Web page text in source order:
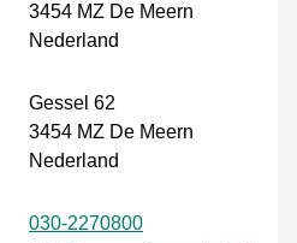
3454 MZ De Meern
Nederland
Gessel 62
3454 MZ De Meern
Nederland
030-2270800